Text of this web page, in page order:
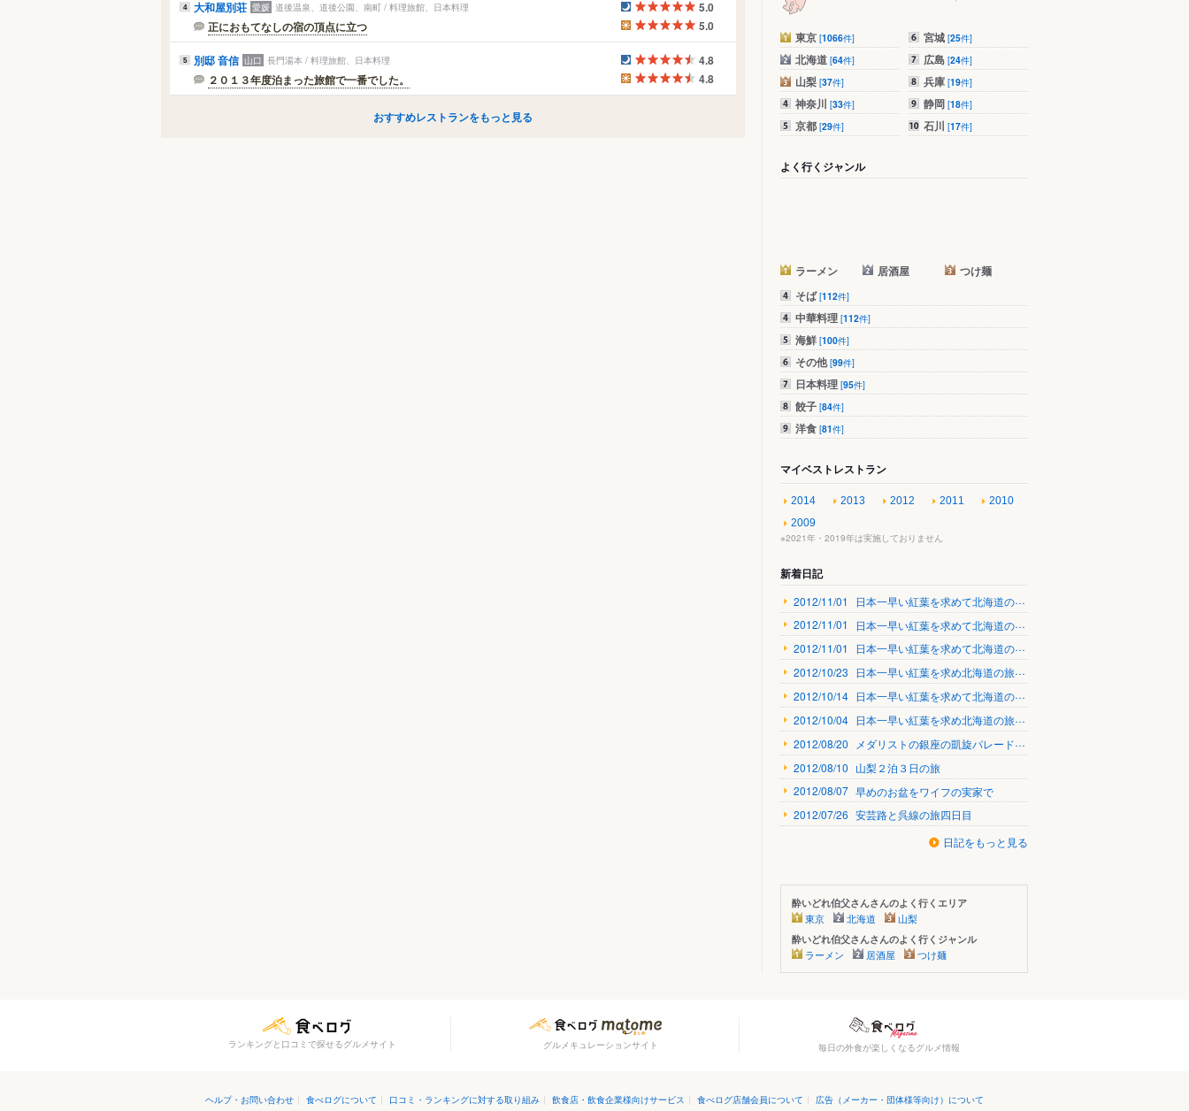
4 大和屋別荘 愛媛 道後温泉、道後公園、南町 / 料理旅館、日本料理
正におもてなしの宿の頂点に立つ
5.0
5.0
5 別邸 音信 山口 長門湯本 / 料理旅館、日本料理
２０１３年度泊まった旅館で一番でした。
4.8
4.8
おすすめレストランをもっと見る
東京 [1066件]
北海道 [64件]
山梨 [37件]
神奈川 [33件]
京都 [29件]
宮城 [25件]
広島 [24件]
兵庫 [19件]
静岡 [18件]
石川 [17件]
よく行くジャンル
ラーメン 居酒屋
つけ麺
そば[112件]
中華料理 [112件]
海鮮 [100件]
その他[99件]
日本料理 [95件]
餃子 [84件]
洋食 [81件]
マイベストレストラン
2014 2013 2012 2011
2010
2009
※2021年・2019年は実施しておりません
新着日記
2012/11/01
日本一早い紅葉を求めて北海道の旅六日目
2012/11/01
日本一早い紅葉を求めて北海道の旅五日目
2012/11/01
日本一早い紅葉を求めて北海道の旅四日目
2012/10/23 日本一早い紅葉を求め北海道の旅三日目
2012/10/14 日本一早い紅葉を求めて北海道の旅二日目
2012/10/04 日本一早い紅葉を求め北海道の旅１日目
2012/08/20
メダリストの銀座の凱旋パレード感動しました
2012/08/10 山梨２泊３日の旅
2012/08/07 早めのお盆をワイフの実家で
2012/07/26 安芸路と呉線の旅四日目
日記をもっと見る
酔いどれ伯父さんさんのよく行くエリア
東京 北海道 山梨
酔いどれ伯父さんさんのよく行くジャンル
ラーメン 居酒屋 つけ麺
ランキングと口コミで探せるグルメサイト グルメキュレーションサイト 毎日の外食が楽しくなるグルメ情報
ヘルプ・お問い合わせ | 食べログについて | 口コミ・ランキングに対する取り組み | 飲食店・飲食企業様向けサービス | 食べログ店舗会員について | 広告（メーカー・団体様等向け）について